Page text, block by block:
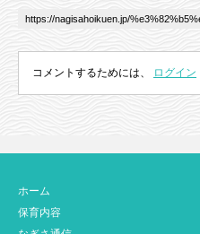
コメントするためには、 ログイン
ホーム
保育内容